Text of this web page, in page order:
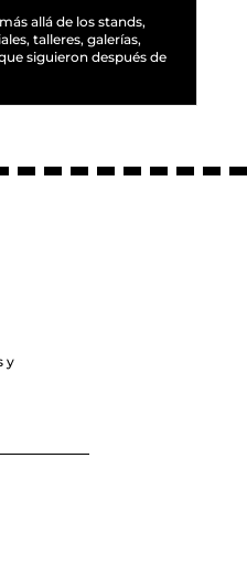
allá de los stands,
talleres, galerías,
siguieron después de
y